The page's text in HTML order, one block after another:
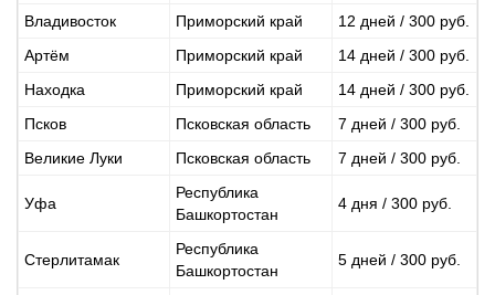
Владивосток
Приморский край
12 дней / 300 руб.
Артём
Приморский край
14 дней / 300 руб.
Находка
Приморский край
14 дней / 300 руб.
Псков
Псковская область
7 дней / 300 руб.
Великие Луки
Псковская область 7 дней / 300 руб.
Уфа
Республика
Башкортостан
4 дня / 300 руб.
Стерлитамак
Республика
Башкортостан
5 дней / 300 руб.